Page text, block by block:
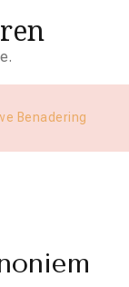
Benadering